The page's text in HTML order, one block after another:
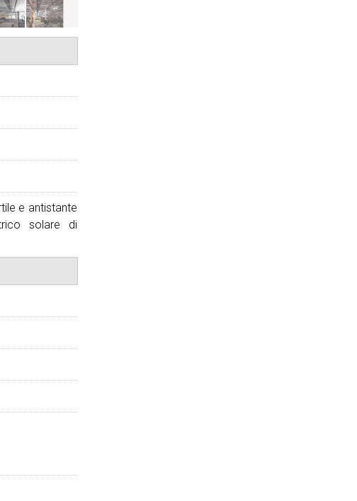
e antistante
solare di